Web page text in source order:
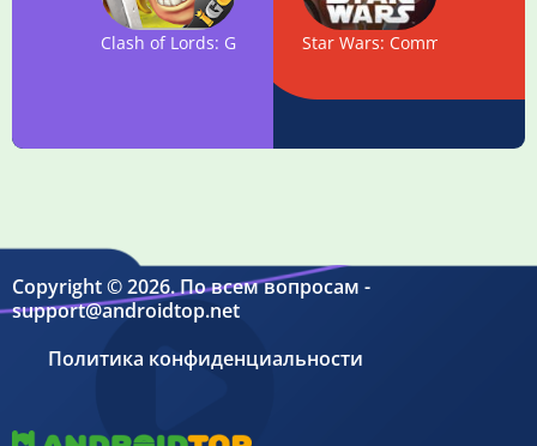
Clash of Lords: Guild CastleStar Wars: Commander
Copyright © 2026. По всем вопросам -
support@androidtop.net
Политика конфиденциальности